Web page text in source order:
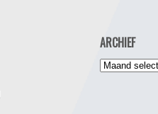
ARCHIEF
Archief